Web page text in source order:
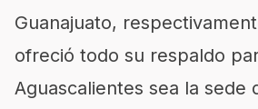
Guanajuato,
ofreció todo su respaldo
Aguascalientes sea la sede